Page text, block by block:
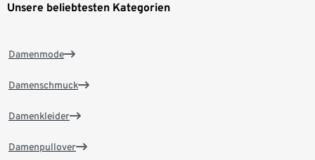
Unsere beliebtesten Kategorien
Damenmode
Damenschmuck
Damenkleider
Damenpullover